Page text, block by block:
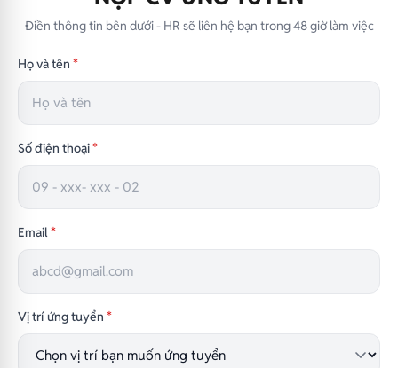
Điền thông tin bên dưới - HR sẽ liên hệ bạn trong 48 giờ làm việc
Họ và tên *
Số điện thoại*
Email*
Vị trí ứng tuyển *